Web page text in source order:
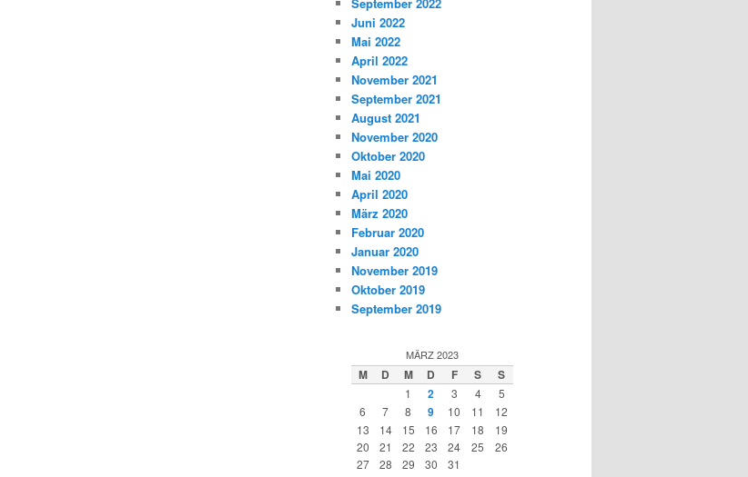
September 2022
Juni 2022
Mai 2022
April 2022
November 2021
September 2021
August 2021
November 2020
Oktober 2020
Mai 2020
April 2020
März 2020
Februar 2020
Januar 2020
November 2019
Oktober 2019
September 2019
MÄRZ 2023
M D M D F S S
1 2 3 4
5
6
7 8 9 10 11
12
13
14 15 16 17 18
19
20
21 22 23 24 25
26
27
28 29 30 31